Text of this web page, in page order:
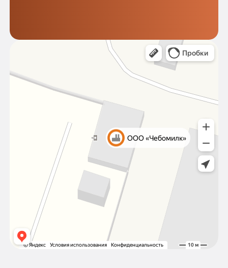
Наши лоты
Новости
Продавцам
Покупателям
Аукцион 2025
Отправляя заявку, я подтверждаю своё согласие
политикой конфиденциальности
ОТПРАВИТЬ
Разработка сайта WDS